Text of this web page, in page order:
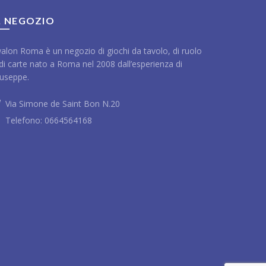
NEGOZIO
Roma è un negozio di giochi da tavolo, di ruolo
carte nato a Roma nel 2008 dall’esperienza di
Via Simone de Saint Bon N.20
Telefono: 0664564168